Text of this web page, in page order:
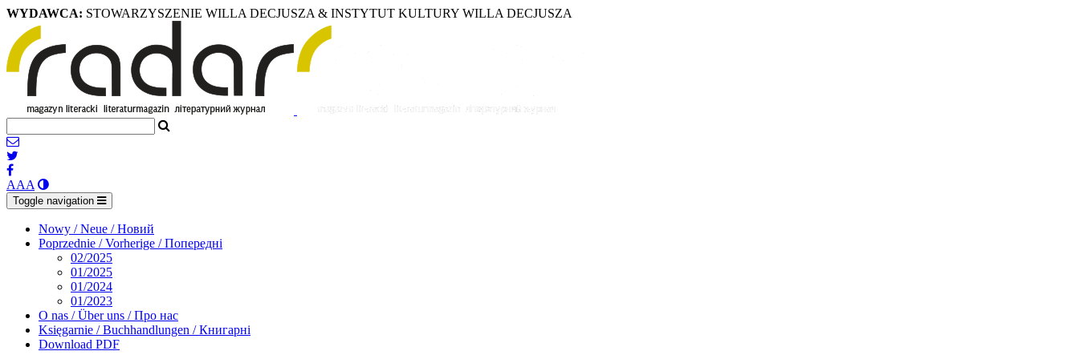
WYDAWCA: STOWARZYSZENIE WILLA DECJUSZA & INSTYTUT KULTURY WILLA DECJUSZA
AAA
Toggle navigation
Nowy / Neue / Новий
Poprzednie / Vorherige / Попередні
02/2025
01/2025
01/2024
01/2023
O nas / Über uns / Про нас
Księgarnie / Buchhandlungen / Книгарні
Download PDF